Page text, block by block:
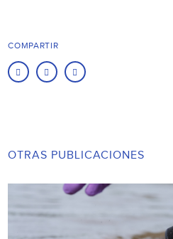
COMPARTIR
OTRAS PUBLICACIONES